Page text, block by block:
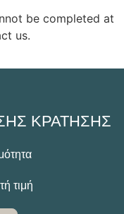
be completed at
us.
ΚΡΑΤΗΣΗΣ
τιμή